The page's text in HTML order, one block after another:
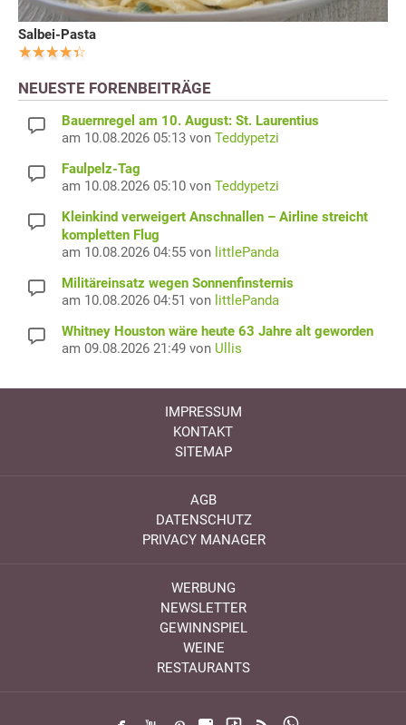
Salbei-Pasta
NEUESTE FORENBEITRÄGE
Bauernregel am 10. August: St. Laurentius
am 10.08.2026 05:13 von Teddypetzi
Faulpelz-Tag
am 10.08.2026 05:10 von Teddypetzi
Kleinkind verweigert Anschnallen – Airline streicht
kompletten Flug
am 10.08.2026 04:55 von littlePanda
Militäreinsatz wegen Sonnenfinsternis
am 10.08.2026 04:51 von littlePanda
Whitney Houston wäre heute 63 Jahre alt geworden
am 09.08.2026 21:49 von Ullis
IMPRESSUM
KONTAKT
SITEMAP
AGB
DATENSCHUTZ
PRIVACY MANAGER
WERBUNG
NEWSLETTER
GEWINNSPIEL
WEINE
RESTAURANTS